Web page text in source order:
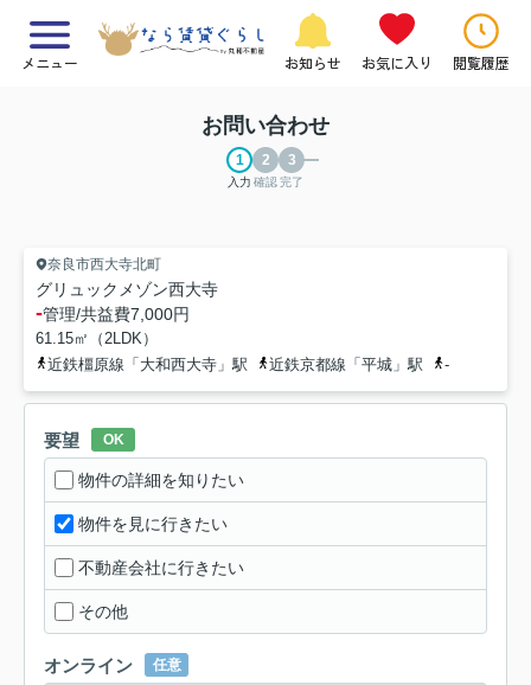
メニュー お知らせ お気に入り 閲覧履歴
お問い合わせ
入力 確認完了
奈良市西大寺北町
グリュックメゾン西大寺
-管理/共益費7,000円
61.15㎡（2LDK）
近鉄橿原線「大和西大寺」駅
近鉄京都線「平城」駅 -
要望 OK
物件の詳細を知りたい
物件を見に行きたい
不動産会社に行きたい
その他
オンライン 任意